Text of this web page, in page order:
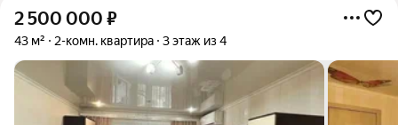
2 500 000 ₽
43 м² 2-комн. квартира 3 этаж из 4